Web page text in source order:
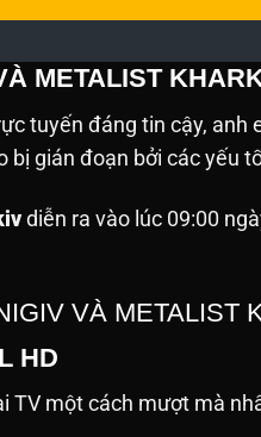
METALIST
tuyến đáng tin cậy, anh
bị gián đoạn bởi các yếu
diễn ra vào lúc 09:00
VÀ METALIST
HD
một cách mượt mà